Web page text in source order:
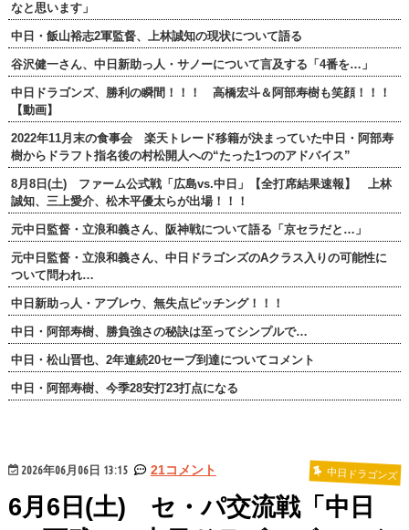
なと思います」
中日・飯山裕志2軍監督、上林誠知の現状について語る
谷沢健一さん、中日新助っ人・サノーについて言及する「4番を…」
中日ドラゴンズ、勝利の瞬間！！！ 高橋宏斗＆阿部寿樹も笑顔！！！
【動画】
2022年11月末の食事会 楽天トレード移籍が決まっていた中日・阿部寿
樹からドラフト指名後の村松開人への“たった1つのアドバイス”
8月8日(土) ファーム公式戦「広島vs.中日」【全打席結果速報】 上林
誠知、三上愛介、松木平優太らが出場！！！
元中日監督・立浪和義さん、阪神戦について語る「京セラだと…」
元中日監督・立浪和義さん、中日ドラゴンズのAクラス入りの可能性に
ついて問われ…
中日新助っ人・アブレウ、無失点ピッチング！！！
中日・阿部寿樹、勝負強さの秘訣は至ってシンプルで…
中日・松山晋也、2年連続20セーブ到達についてコメント
中日・阿部寿樹、今季28安打23打点になる
2026年06月06日 13:15 21コメント 中日ドラゴンズ
6月6日(土) セ・パ交流戦「中日